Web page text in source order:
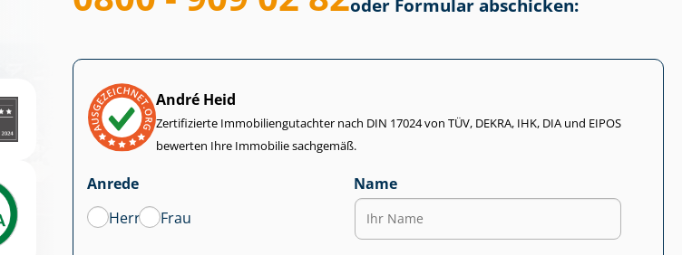
oder Formular abschicken:
André Heid
Zertifizierte Im­mo­bi­li­en­gut­ach­ter nach DIN 17024 von TÜV, DEKRA, IHK, DIA und EIPOS
bewerten Ihre Immobilie sachgemäß.
Anrede
Herr
Frau
Name